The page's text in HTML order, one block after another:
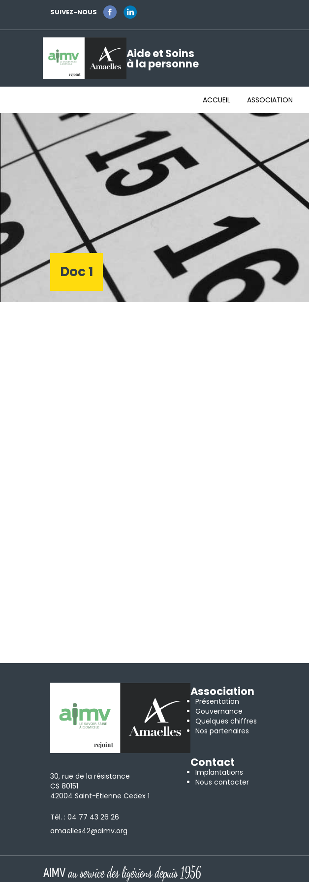
SUIVEZ-NOUS
Aide et Soins
à la personne
ACCUEIL ASSOCIATION
Doc 1
30, rue de la résistance
CS 80151
42004 Saint-Etienne Cedex 1
Tél. : 04 77 43 26 26
amaelles42@aimv.org
Association
Présentation
Gouvernance
Quelques chiffres
Nos partenaires
Contact
Implantations
Nous contacter